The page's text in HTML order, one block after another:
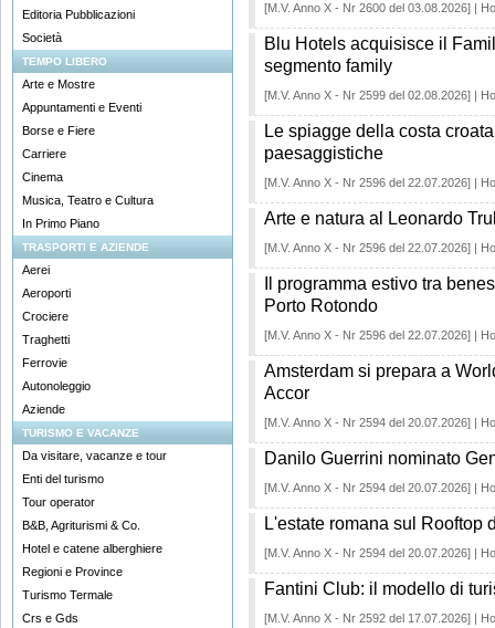
Editoria Pubblicazioni
Società
TEMPO LIBERO
Arte e Mostre
Appuntamenti e Eventi
Borse e Fiere
Carriere
Cinema
Musica, Teatro e Cultura
In Primo Piano
TRASPORTI E AZIENDE
Aerei
Aeroporti
Crociere
Traghetti
Ferrovie
Autonoleggio
Aziende
TURISMO E VACANZE
Da visitare, vacanze e tour
Enti del turismo
Tour operator
B&B, Agriturismi & Co.
Hotel e catene alberghiere
Regioni e Province
Turismo Termale
Crs e Gds
[M.V. Anno X - Nr 2600 del 03.08.2026] |
Blu Hotels acquisisce il
segmento family
[M.V. Anno X - Nr 2599 del 02.08.2026] |
Le spiagge della costa
paesaggistiche
[M.V. Anno X - Nr 2596 del 22.07.2026] |
Arte e natura al Leonardo
[M.V. Anno X - Nr 2596 del 22.07.2026] |
Il programma estivo tra
Porto Rotondo
[M.V. Anno X - Nr 2596 del 22.07.2026] |
Amsterdam si prepara a
Accor
[M.V. Anno X - Nr 2594 del 20.07.2026] |
Danilo Guerrini nominato
[M.V. Anno X - Nr 2594 del 20.07.2026] |
L'estate romana sul Rooftop
[M.V. Anno X - Nr 2594 del 20.07.2026] |
Fantini Club: il modello di
[M.V. Anno X - Nr 2592 del 17.07.2026] |